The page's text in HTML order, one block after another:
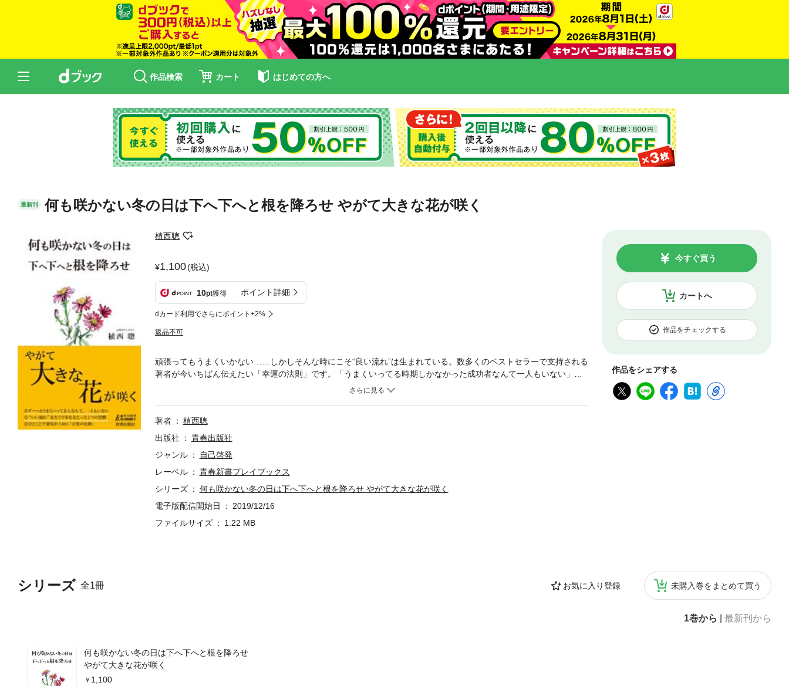
作品検索 カート はじめての方へ
最新刊 何も咲かない冬の日は下へ下へと根を降ろせ やがて大きな花が咲く
植西聰
1,100(税込)
10pt獲得 ポイント詳細
dカード利用でさらにポイント+2%
返品不可
カートへ
今すぐ買う
作品をチェックする
作品をシェアする
シリーズ 全1冊 お気に入り登録 未購入巻をまとめて買う
1巻から 最新刊から
何も咲かない冬の日は下へ下へと根を降ろせ
やがて大きな花が咲く
1,100
頑張ってもうまくいかない……しかしそんな時にこそ“良い流れ”は生まれている。数多くのベストセラーで支持される
著者が今いちばん伝えたい「幸運の法則」です。「うまくいってる時期しかなかった成功者なんて一人もいない」／
「無理なハードルを自分に課していないかチェックする」／「チャンスはピンチの顔で近づいてくる」／「上昇のキ
著者
植西聰
出版社
青春出版社
ジャンル
自己啓発
レーベル
青春新書プレイブックス
シリーズ
何も咲かない冬の日は下へ下へと根を降ろせ やがて大きな花が咲く
電子版配信開始日
2019/12/16
ファイルサイズ
1.22 MB